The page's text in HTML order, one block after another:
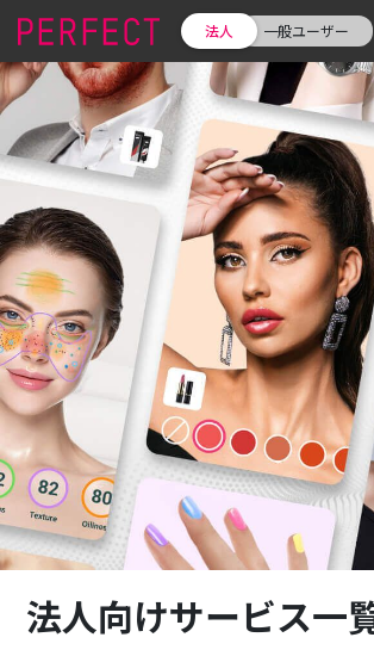
法人 一般ユーザー
法人向けサービス一